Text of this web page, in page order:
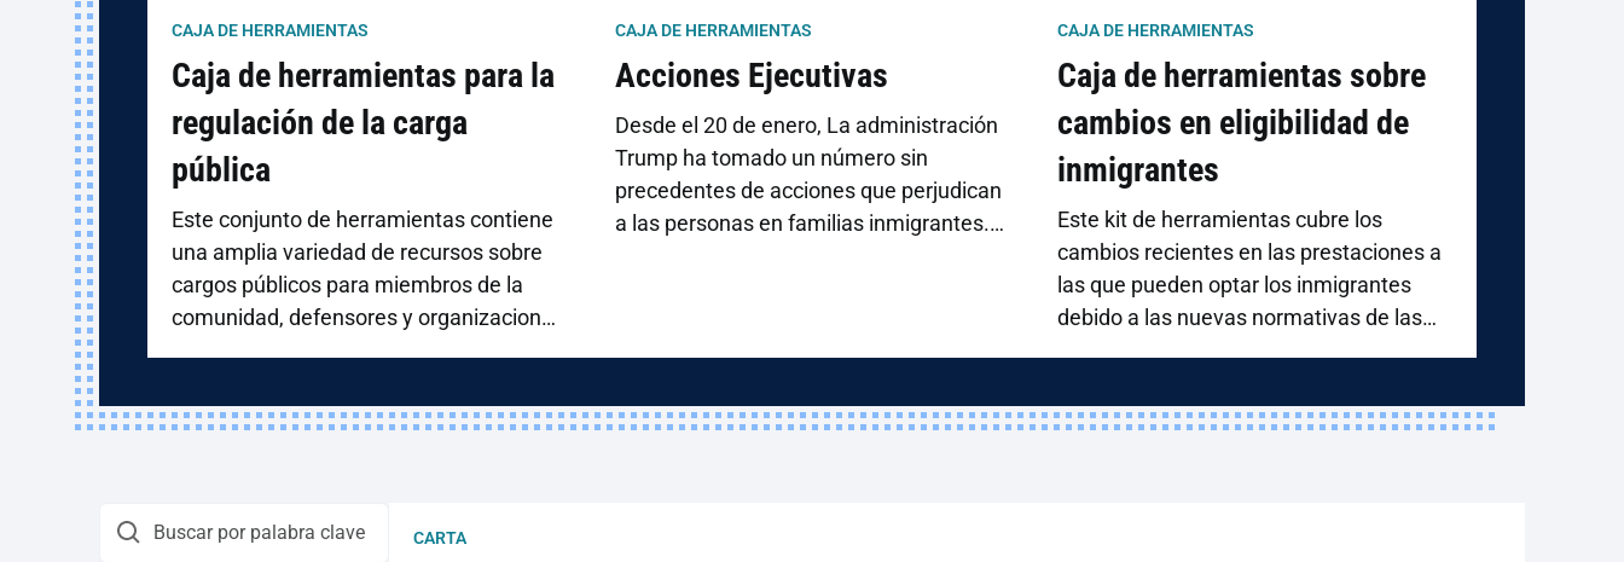
CAJA DE HERRAMIENTAS
Caja de herramientas para la
regulación de la carga
pública
Este conjunto de herramientas contiene
una amplia variedad de recursos sobre
cargos públicos para miembros de la
comunidad, defensores y organizaciones
CAJA DE HERRAMIENTAS
Acciones Ejecutivas
Desde el 20 de enero, La administración
Trump ha tomado un número sin
precedentes de acciones que perjudican
a las personas en familias inmigrantes.
seguimiento de las múltiples políticas y
entran en vigor inmediatamente y/o han
CAJA DE HERRAMIENTAS
Caja de herramientas sobre
cambios en eligibilidad de
inmigrantes
Este kit de herramientas cubre los
cambios recientes en las prestaciones a
las que pueden optar los inmigrantes
debido a las nuevas normativas de las
CARTA